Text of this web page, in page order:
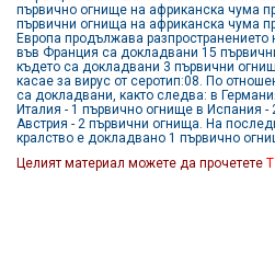
първично огнище на африканска чума
първични огнища на африканска чума
Европа продължава разпространението
във Франция са докладвани 15
където са докладвани 3 първични
касае за вирус от серотип:08. По
са докладвани, както следва: в
Италия - 1 първично огнище в Испания -
Австрия - 2 първични огнища. На
кралство е докладвано 1 първично
Целият материал можете да прочетете